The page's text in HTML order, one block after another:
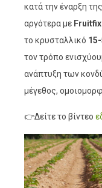
κατά την έναρξη
αργότερα με Fruitfix
το κρυσταλλικό
τον τρόπο
ανάπτυξη των
μέγεθος,
👉Δείτε το βίντεο